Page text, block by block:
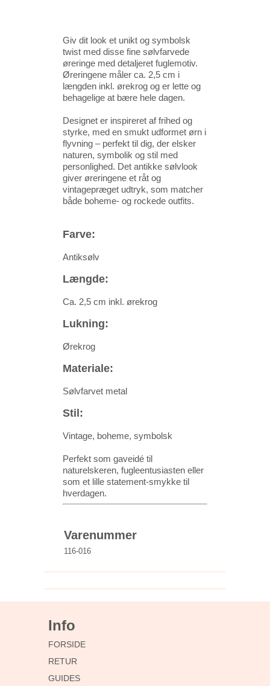
Giv dit look et unikt og symbolsk
twist med disse fine sølvfarvede
øreringe med detaljeret fuglemotiv.
Øreringene måler ca. 2,5 cm i
længden inkl. ørekrog og er lette og
behagelige at bære hele dagen.
Designet er inspireret af frihed og
styrke, med en smukt udformet ørn i
flyvning – perfekt til dig, der elsker
naturen, symbolik og stil med
personlighed. Det antikke sølvlook
giver øreringene et råt og
vintagepræget udtryk, som matcher
både boheme- og rockede outfits.
Farve:
Antiksølv
Længde:
Ca. 2,5 cm inkl. ørekrog
Lukning:
Ørekrog
Materiale:
Sølvfarvet metal
Stil:
Vintage, boheme, symbolsk
Perfekt som gaveidé til
naturelskeren, fugleentusiasten eller
som et lille statement-smykke til
hverdagen.
Varenummer
116-016
Info
FORSIDE
RETUR
GUIDES